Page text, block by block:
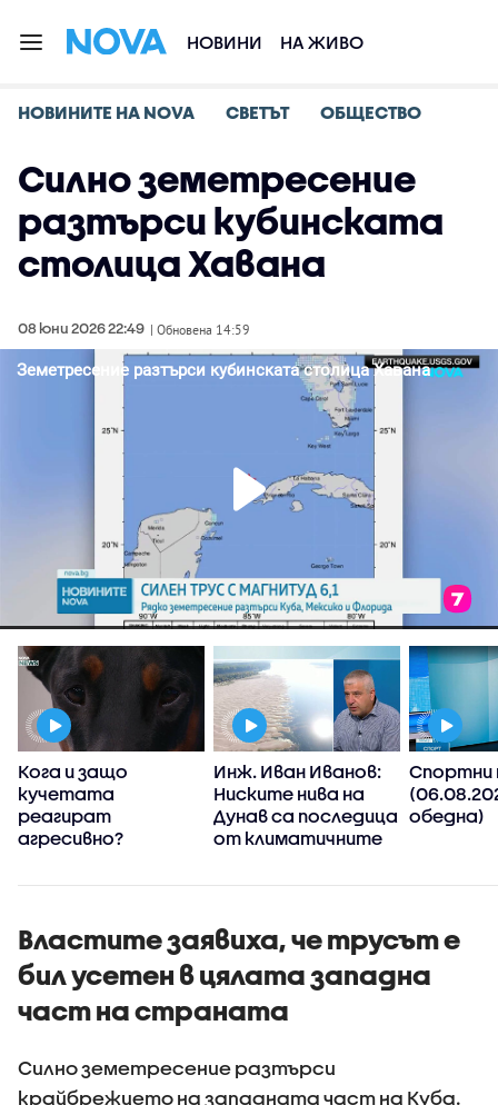
НОВИНИ НА ЖИВО
НОВИНИТЕ НА NOVA СВЕТЪТ ОБЩЕСТВО
Силно земетресение
разтърси кубинската
столица Хавана
08 юни 2026 22:49 | Обновена 14:59
Кога и защо
кучетата
реагират
агресивно?
Инж. Иван Иванов:
Ниските нива на
Дунав са последица
от климатичните
явления ще
Спортни
обедна)
Властите заявиха, че трусът е
бил усетен в цялата западна
част на страната
Силно земетресение разтърси
крайбрежието на западната част на Куба.